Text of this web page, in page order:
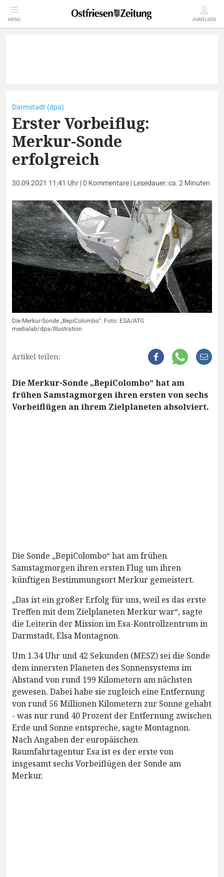
MENÜ ANMELDEN
Darmstadt (dpa)
Erster Vorbeiflug:
Merkur-Sonde
erfolgreich
30.09.2021 11:41 Uhr|0 Kommentare| Lesedauer: ca. 2 Minuten
Die Merkur-Sonde „BepiColombo“. Foto: ESA/ATG
medialab/dpa/Illustration
Artikel teilen:
Die Merkur-Sonde „BepiColombo“ hat am
frühen Samstagmorgen ihren ersten von sechs
Vorbeiflügen an ihrem Zielplaneten absolviert.
Die Sonde „BepiColombo“ hat am frühen
Samstagmorgen ihren ersten Flug um ihren
künftigen Bestimmungsort Merkur gemeistert.
„Das ist ein großer Erfolg für uns, weil es das erste
Treffen mit dem Zielplaneten Merkur war“, sagte
die Leiterin der Mission im Esa-Kontrollzentrum in
Darmstadt, Elsa Montagnon.
Um 1.34 Uhr und 42 Sekunden (MESZ) sei die Sonde
dem innersten Planeten des Sonnensystems im
Abstand von rund 199 Kilometern am nächsten
gewesen. Dabei habe sie zugleich eine Entfernung
von rund 56 Millionen Kilometern zur Sonne gehabt
- was nur rund 40 Prozent der Entfernung zwischen
Erde und Sonne entspreche, sagte Montagnon.
Nach Angaben der europäischen
Raumfahrtagentur Esa ist es der erste von
insgesamt sechs Vorbeiflügen der Sonde am
Merkur.